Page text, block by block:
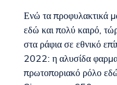
Ενώ τα προφυλακτικά
εδώ και πολύ καιρό,
στα ράφια σε εθνικό
2022: η αλυσίδα
πρωτοποριακό ρόλο